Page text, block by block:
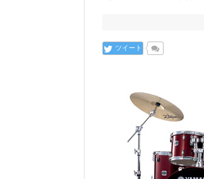
ツイート